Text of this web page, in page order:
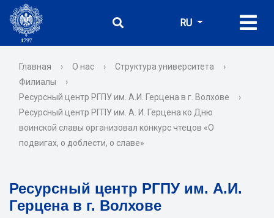
RU
Главная › О нас › Структура университета
›
Филиалы
›
Ресурсный центр РГПУ им. А.И. Герцена в г. Волхове
›
Ресурсный центр РГПУ им. А. И. Герцена ко Дню
воинской славы организовал конкурс чтецов «О
подвигах, о доблести, о славе»
Ресурсный центр РГПУ им. А.И.
Герцена в г. Волхове